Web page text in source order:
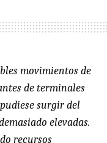
movimientos de
de terminales
surgir del
elevadas.
recursos